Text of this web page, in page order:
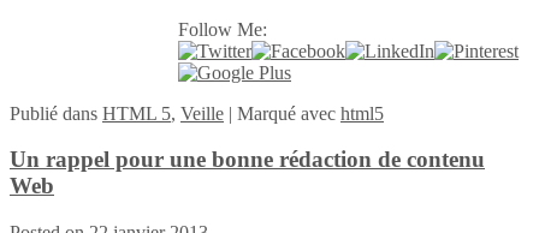
Follow Me:
Publié dans HTML 5, Veille | Marqué avec html5
Un rappel pour une bonne rédaction de contenu
Web